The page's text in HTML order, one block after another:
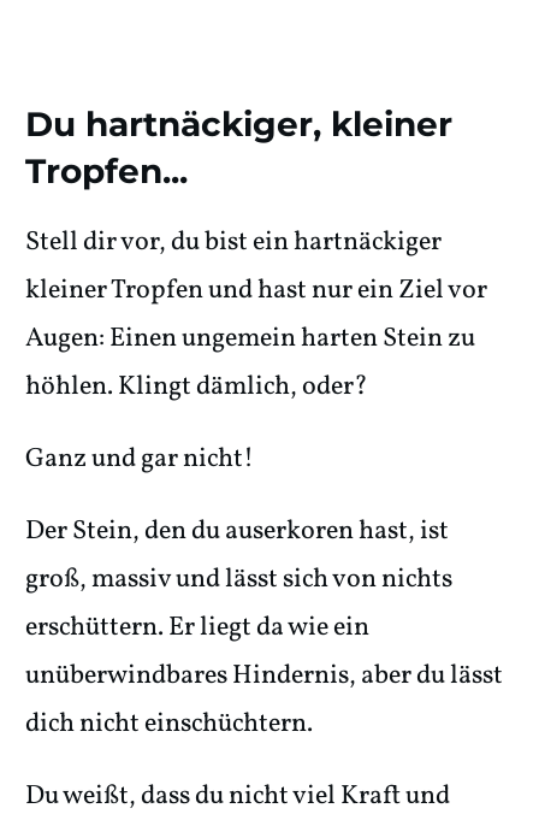
Du hartnäckiger, kleiner
Tropfen...
Stell dir vor, du bist ein hartnäckiger
kleiner Tropfen und hast nur ein Ziel vor
Augen: Einen ungemein harten Stein zu
höhlen. Klingt dämlich, oder?
Ganz und gar nicht!
Der Stein, den du auserkoren hast, ist
groß, massiv und lässt sich von nichts
erschüttern. Er liegt da wie ein
unüberwindbares Hindernis, aber du lässt
dich nicht einschüchtern.
Du weißt, dass du nicht viel Kraft und